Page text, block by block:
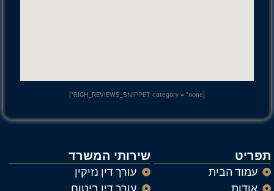
הבית
שירותי המשרד
עורך דין נזיקין
עורך דין ביטוח